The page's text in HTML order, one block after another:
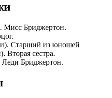
Мисс Бриджертон.
Старший из юношей
Вторая сестра.
Леди Бриджертон.